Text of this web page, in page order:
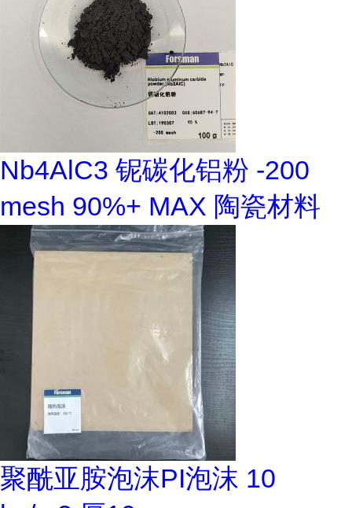
Nb4AlC3 铌碳化铝粉 -200
mesh 90%+ MAX 陶瓷材料
聚酰亚胺泡沫PI泡沫 10